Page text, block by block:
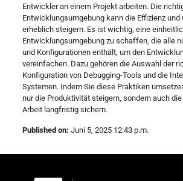
Entwickler an einem Projekt arbeiten. Die
Entwicklungsumgebung kann die Effizienz und
erheblich steigern. Es ist wichtig, eine
Entwicklungsumgebung zu schaffen, die alle
und Konfigurationen enthält, um den
vereinfachen. Dazu gehören die Auswahl der
Konfiguration von Debugging-Tools und die
Systemen. Indem Sie diese Praktiken
nur die Produktivität steigern, sondern auch
Arbeit langfristig sichern.
Published on: Juni 5, 2025 12:43 p.m.